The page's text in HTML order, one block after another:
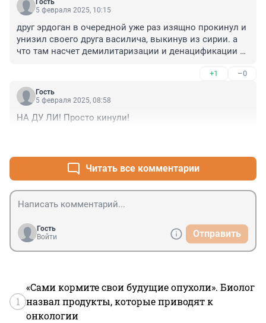
Гость
5 февраля 2025, 10:15
друг эрдоган в очередной уже раз изящно пpoкинул и
унизил своего друга вacилича, выкинув из сирии. а
что там насчет дeмилитаризации и дeнaцификации
что apмян кошмарили, теперь и с куpдами тоже самое
творят.
+1 –0
Гость
5 февраля 2025, 08:58
НА ДУ ЛИ! Просто кинули!
Читать все комментарии
Гость
Войти
Отправить
1
«Сами кормите свои будущие опухоли». Биолог
назвал продукты, которые приводят к
онкологии